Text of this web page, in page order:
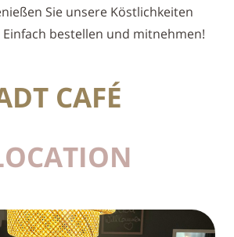
Sie unsere Köstlichkeiten
bestellen und mitnehmen!
CAFÉ